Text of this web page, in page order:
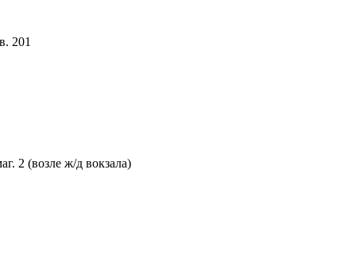
201
2 (возле ж/д вокзала)